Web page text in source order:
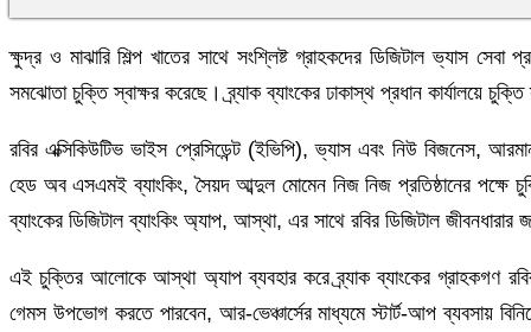
ক্ষুদ্র ও মাঝারি শিল্প খাতের সাথে সংশ্লিষ্ট গ্রাহকদের ডিজিটাল ভ্যাস সেবা
সমঝোতা চুক্তি স্বাক্ষর করেছে। ব্র্যাক ব্যাংকের ঢাকাস্থ প্রধান কার্যালয়ে
রবির এক্সিকিউটিভ ভাইস প্রেসিডেন্ট (ইভিপি), ভ্যাস এবং নিউ বিজনেস,
হেড অব এসএমই ব্যাংকিং, সৈয়দ আব্দুল মোমেন নিজ নিজ প্রতিষ্ঠানের পক্ষে
ব্যাংকের ডিজিটাল ব্যাংকিং অ্যাপ, আস্থা, এর সাথে রবির ডিজিটাল
এই চুক্তির আলোকে আস্থা অ্যাপ ব্যবহার করে ব্র্যাক ব্যাংকের গ্রাহকগণ
গেমস উপভোগ করতে পারবেন, আর-ভেঞ্চার্সের মাধ্যমে স্টার্ট-আপ ব্যবসায়